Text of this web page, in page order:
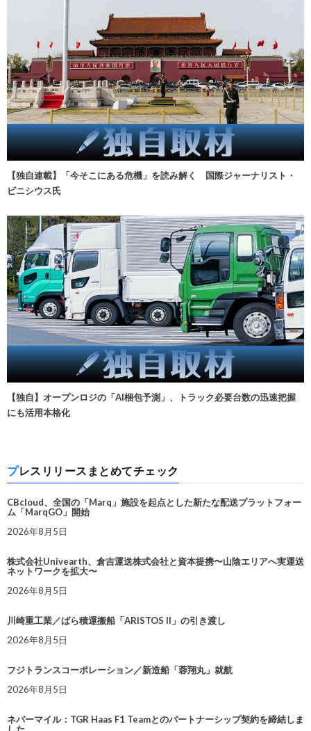
【独自連載】「今そこにある危機」を読み解く 国際ジャーナリスト・
ビニシウス氏
【独自】オープンロジの「AI梱包予測」、トラック必要台数の迅速把握
にも活用本格化
プレスリリースまとめてチェック
CBcloud、全国の「Marq」施設を起点とした新たな配送プラットフォー
ム「MarqGO」開始
2026年8月5日
株式会社Univearth、倉吉運送株式会社と資本提携〜山陰エリアへ実運送
ネットワークを拡大〜
2026年8月5日
川崎重工業／ばら積運搬船「ARISTOS II」の引き渡し
2026年8月5日
フジトランスコーポレーション／新造船「蓉翔丸」就航
2026年8月5日
ネバーマイル：TGR Haas F1 Teamとのパートナーシップ契約を締結しま